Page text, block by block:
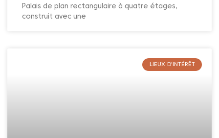
Palais de plan rectangulaire à quatre étages,
construit avec une
LIEUX D'INTÉRÊT